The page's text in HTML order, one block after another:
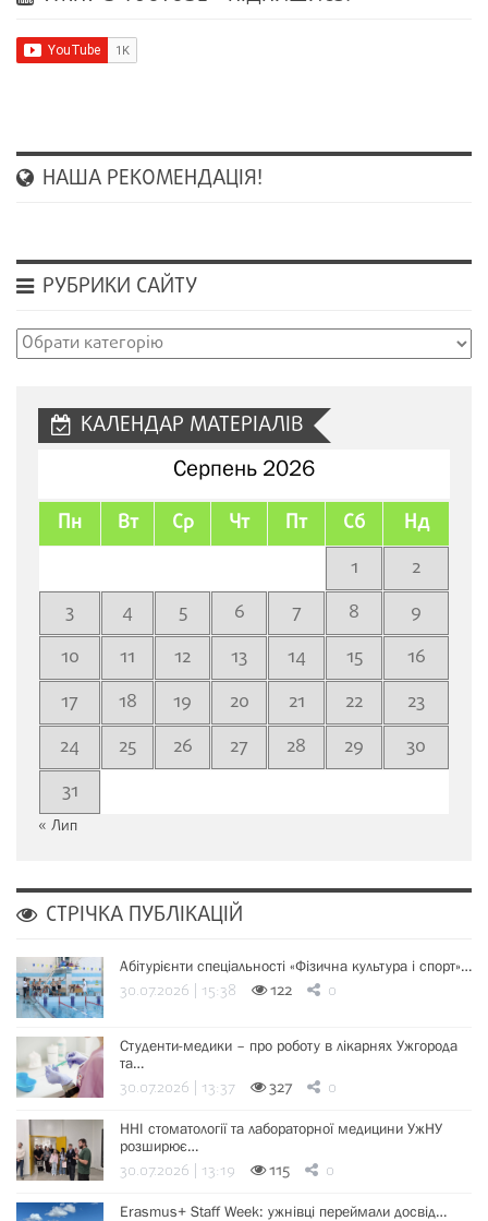
НАША РЕКОМЕНДАЦІЯ!
РУБРИКИ САЙТУ
Рубрики
КАЛЕНДАР МАТЕРІАЛІВ
Серпень 2026
Пн Вт Ср Чт Пт Сб Нд
1
2
3
4 5 6 7 8
9
10
11 12 13 14 15
16
17
18 19 20 21 22
23
24
25 26 27 28 29
30
31
« Лип
СТРІЧКА ПУБЛІКАЦІЙ
Абітурієнти спеціальності «Фізична культура і спорт»…
30.07.2026 | 15:38 122 0
Студенти-медики – про роботу в лікарнях Ужгорода
та…
30.07.2026 | 13:37 327 0
ННІ стоматології та лабораторної медицини УжНУ
розширює…
30.07.2026 | 13:19 115 0
Erasmus+ Staff Week: ужнівці переймали досвід…